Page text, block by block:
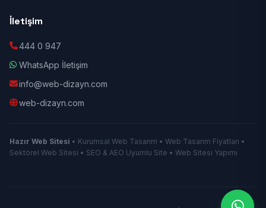
İletişim
444 0 947
WhatsApp İletişim
info@web-dizayn.com
web-dizayn.com
Hazır Web Sitesi • Kurumsal Web Tasarım • Web Tasarım Fiyatları •
Sektörel Web Sitesi • SEO & AEO Uyumlu Site • Web Sitesi Yapımı